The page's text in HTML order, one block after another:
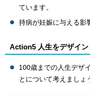
ています。
持病が妊娠に与える影
Action5 人生をデザイン
100歳までの人生デザ
とについて考えましょ